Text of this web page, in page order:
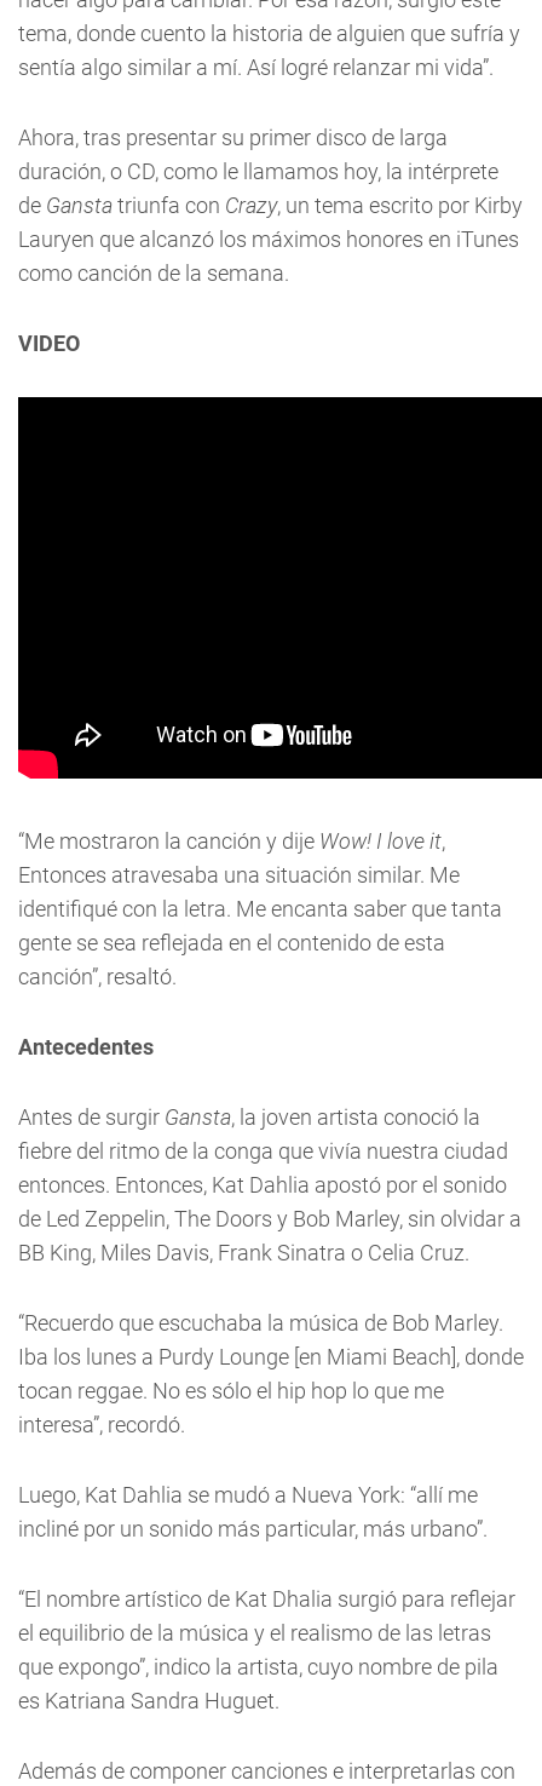
tema, donde cuento la historia de alguien que sufría y
sentía algo similar a mí. Así logré relanzar mi vida”.
Ahora, tras presentar su primer disco de larga
duración, o CD, como le llamamos hoy, la intérprete
de Ganstatriunfa con Crazy, un tema escrito por Kirby
Lauryen que alcanzó los máximos honores en iTunes
como canción de la semana.
VIDEO
“Me mostraron la canción y dije Wow! I love it,
Entonces atravesaba una situación similar. Me
identifiqué con la letra. Me encanta saber que tanta
gente se sea reflejada en el contenido de esta
canción”, resaltó.
Antecedentes
Antes de surgir Gansta, la joven artista conoció la
fiebre del ritmo de la conga que vivía nuestra ciudad
entonces. Entonces, Kat Dahlia apostó por el sonido
de Led Zeppelin, The Doors y Bob Marley, sin olvidar a
BB King, Miles Davis, Frank Sinatra o Celia Cruz.
“Recuerdo que escuchaba la música de Bob Marley.
Iba los lunes a Purdy Lounge [en Miami Beach], donde
tocan reggae. No es sólo el hip hop lo que me
interesa”, recordó.
Luego, Kat Dahlia se mudó a Nueva York: “allí me
incliné por un sonido más particular, más urbano”.
“El nombre artístico de Kat Dhalia surgió para reflejar
el equilibrio de la música y el realismo de las letras
que expongo”, indico la artista, cuyo nombre de pila
es Katriana Sandra Huguet.
Además de componer canciones e interpretarlas con